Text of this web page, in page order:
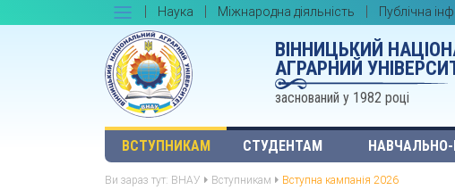
Наука Міжнародна діяльність Публічна
ВІННИЦЬКИЙ
АГРАРНИЙ
заснований у 1982 році
ВСТУПНИКАМ СТУДЕНТАМ НАВЧАЛЬНО-
Ви зараз тут: ВНАУ Вступникам Вступна кампанія 2026